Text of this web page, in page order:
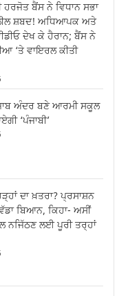
ਹਰਜੋਤ ਬੈਂਸ ਨੇ ਵਿਧਾਨ ਸਭਾ
ਸ਼ਬਦ! ਅਧਿਆਪਕ ਅਤੇ
ਦੇਖ ਕੇ ਹੈਰਾਨ; ਬੈਂਸ ਨੇ
‘ਤੇ ਵਾਇਰਲ ਕੀਤੀ
ਅੰਦਰ ਬਣੇ ਆਰਮੀ ਸਕੂਲ
‘ਪੰਜਾਬੀ’
ਦਾ ਖ਼ਤਰਾ? ਪ੍ਰਸਾਸ਼ਨ
ਵੱਡਾ ਬਿਆਨ, ਕਿਹਾ- ਅਸੀਂ
ਨਜਿੱਠਣ ਲਈ ਪੂਰੀ ਤਰ੍ਹਾਂ